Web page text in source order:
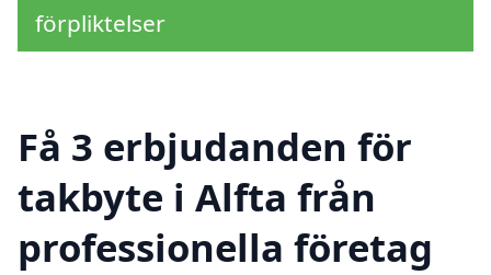
förpliktelser
Få 3 erbjudanden för
takbyte i Alfta från
professionella företag